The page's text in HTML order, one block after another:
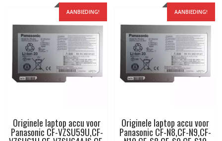
AANBIEDING!
Originele laptop accu voor
Panasonic CF-VZSU59U,CF-
AANBIEDING!
Originele laptop accu voor
Panasonic CF-N8,CF-N9,CF-